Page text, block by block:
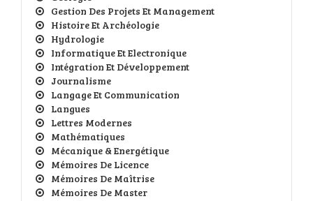
Gestion Des Projets Et Management
Histoire Et Archéologie
Hydrologie
Informatique Et Electronique
Intégration Et Développement
Journalisme
Langage Et Communication
Langues
Lettres Modernes
Mathématiques
Mécanique & Energétique
Mémoires De Licence
Mémoires De Maîtrise
Mémoires De Master